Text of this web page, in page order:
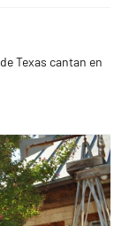
Texas cantan en